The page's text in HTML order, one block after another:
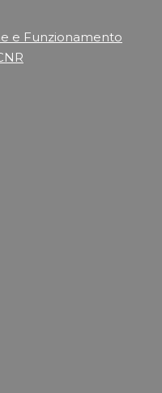
e Funzionamento